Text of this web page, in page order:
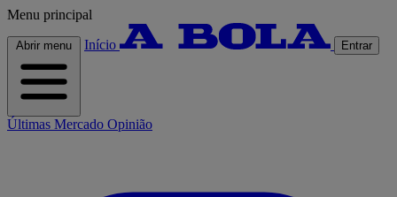
Menu principal
Abrir menu Início Entrar
Últimas Mercado Opinião